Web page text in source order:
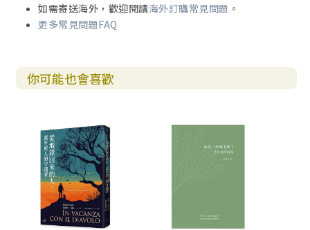
如需寄送海外，歡迎閱讀海外訂購常見問題 。
更多常見問題FAQ
你可能也會喜歡